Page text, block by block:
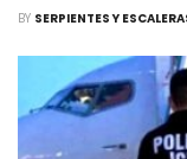
BY SERPIENTES Y